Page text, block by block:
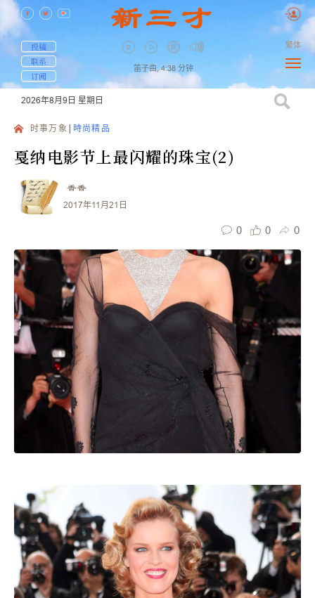
投稿
联系
订阅
笛子曲, 4:38 分钟
繁体
2026年8月9日 星期日
时事万象 時尚精品
戛纳电影节上最闪耀的珠宝(2)
香香
2017年11月21日
0 0 0